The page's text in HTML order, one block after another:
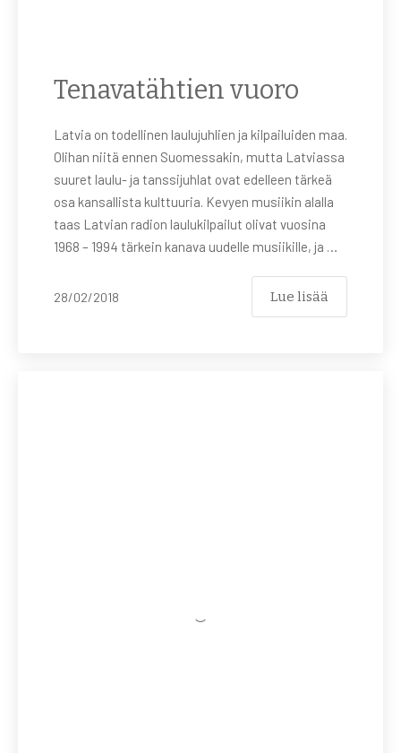
Tenavatähtien vuoro
Latvia on todellinen laulujuhlien ja kilpailuiden maa.
Olihan niitä ennen Suomessakin, mutta Latviassa
suuret laulu- ja tanssijuhlat ovat edelleen tärkeä
osa kansallista kulttuuria. Kevyen musiikin alalla
taas Latvian radion laulukilpailut olivat vuosina
1968 – 1994 tärkein kanava uudelle musiikille, ja …
28/02/2018 Lue lisää